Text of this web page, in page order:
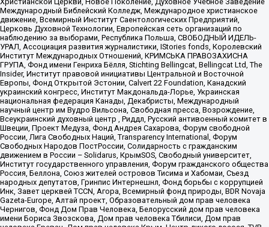
Международный Библейский Колледж, Международное христианское
движение, Всемирный Институт Саентологических Предприятий,
Церковь Духовной Технологии, Европейская сеть организаций по
наблюдению за выборами, Республика Польша, СВОБОДНЫЙ ИДЕЛЬ-
УРАЛ, Ассоциация развития журналистики, IStories fonds, Королевский
Институт Международных Отношений, КРИМСЬКА ПРАВОЗАХИСНА
ГРУПА, Фонд имени Генриха Бёлля, Stichting Bellingcat, Bellingcat Ltd, The
Insider, Институт правовой инициативы Центральной и Восточной
Европы, Фонд Открытой Эстонии, Calvert 22 Foundation, Канадский
украинский конгресс, Институт Макдональда-Лорье, Украинская
национальная федерация Канады, Декабристы, Международный
научный центр им Вудро Вильсона, Свободная пресса, Возрождение,
Всеукраинский духовный центр , Риддл, Русский антивоенный комитет в
Швеции, Проект Медуза, Фонд Андрея Сахарова, Форум свободной
России, Лига Свободных Наций, Transparеncy International, Форум
Свободных Народов ПостРоссии, Солидарность с гражданским
движением в России – Solidarus, КрымSOS, Свободный университет,
Институт государственного управления, Форум гражданского общества
Россия, Беллона, Союз жителей островов Тисима и Хабомаи, Съезд
народных депутатов, Гринпис Интернешнл, Фонд борьбы с коррупцией
Инк, Завет церквей TCCN, Агора, Всемирный фонд природы, BDR Novaja
Gazeta-Europe, Алтай проект, Образовательный дом прав человека
Чернигов, Фонд Дом Прав Человека, Белорусский дом прав человека
имени Бориса Звозскова, Дом прав человека Тбилиси, Дом прав